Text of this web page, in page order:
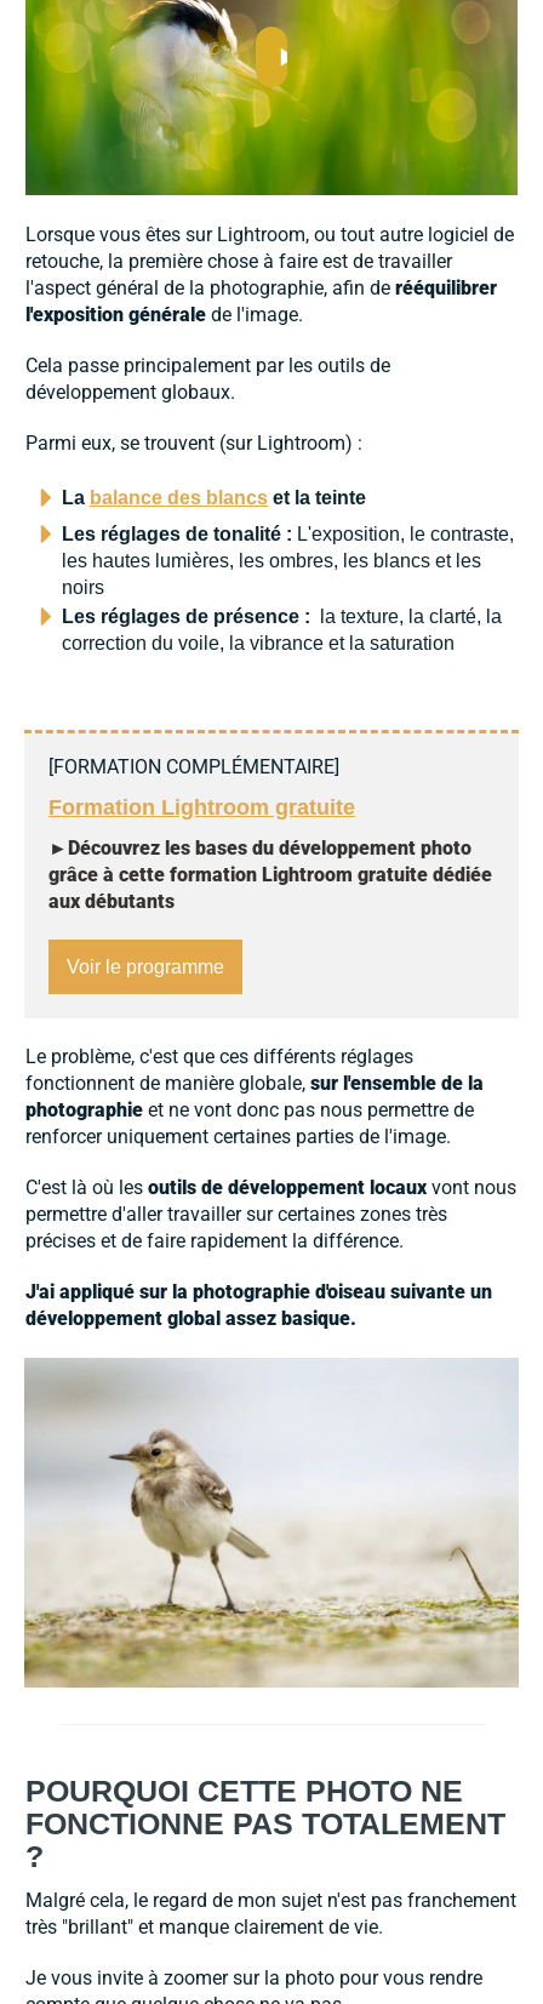
Lorsque vous êtes sur Lightroom, ou tout autre logiciel de
retouche, la première chose à faire est de travailler
l'aspect général de la photographie, afin de rééquilibrer
l'exposition générale de l'image.
Cela passe principalement par les outils de
développement globaux.
Parmi eux, se trouvent (sur Lightroom) :
La balance des blancs et la teinte
Les réglages de tonalité : L'exposition, le contraste,
les hautes lumières, les ombres, les blancs et les
noirs
Les réglages de présence :
la texture, la clarté, la
correction du voile, la vibrance et la saturation
[FORMATION COMPLÉMENTAIRE]
Formation Lightroom gratuite
► Découvrez les bases du développement photo
grâce à cette formation Lightroom gratuite dédiée
aux débutants
Voir le programme
Le problème, c'est que ces différents réglages
fonctionnent de manière globale, sur l'ensemble de la
photographie et ne vont donc pas nous permettre de
renforcer uniquement certaines parties de l'image.
C'est là où les outils de développement locaux vont nous
permettre d'aller travailler sur certaines zones très
précises et de faire rapidement la différence.
J'ai appliqué sur la photographie d'oiseau suivante un
développement global assez basique.
POURQUOI CETTE PHOTO NE
FONCTIONNE PAS TOTALEMENT
?
Malgré cela, le regard de mon sujet n'est pas franchement
très "brillant" et manque clairement de vie.
Je vous invite à zoomer sur la photo pour vous rendre